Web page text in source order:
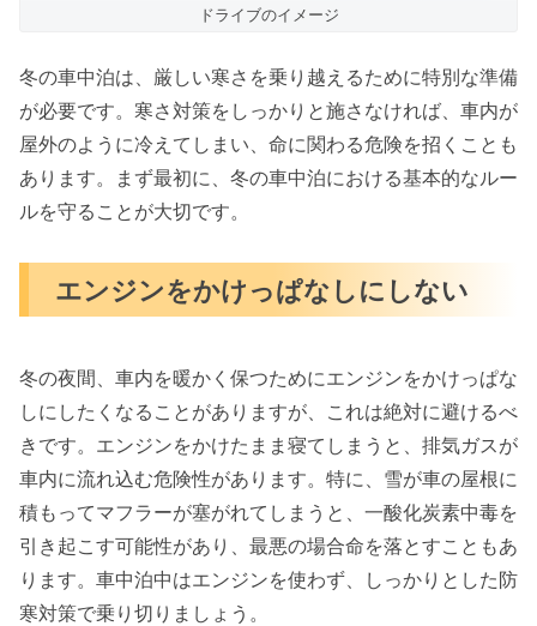
ドライブのイメージ
冬の車中泊は、厳しい寒さを乗り越えるために特別な準備
が必要です。寒さ対策をしっかりと施さなければ、車内が
屋外のように冷えてしまい、命に関わる危険を招くことも
あります。まず最初に、冬の車中泊における基本的なルー
ルを守ることが大切です。
エンジンをかけっぱなしにしない
冬の夜間、車内を暖かく保つためにエンジンをかけっぱな
しにしたくなることがありますが、これは絶対に避けるべ
きです。エンジンをかけたまま寝てしまうと、排気ガスが
車内に流れ込む危険性があります。特に、雪が車の屋根に
積もってマフラーが塞がれてしまうと、一酸化炭素中毒を
引き起こす可能性があり、最悪の場合命を落とすこともあ
ります。車中泊中はエンジンを使わず、しっかりとした防
寒対策で乗り切りましょう。